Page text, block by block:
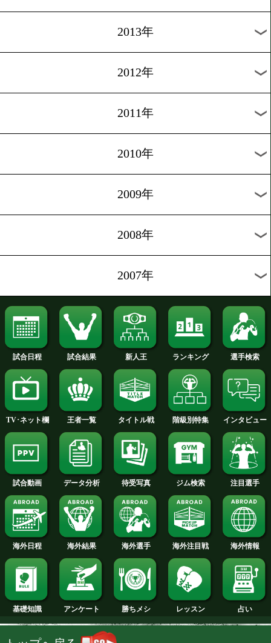
2022年
2021年
2020年
2018年
2017年
2016年
2015年
2014年
2013年
2012年
2011年
2010年